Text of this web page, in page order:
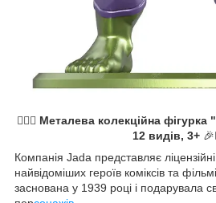
🦸‍♂️✨ Металева колекційна
12 видів, 3+
Компанія Jada представляє
найвідоміших героїв коміксів та
заснована у 1939 році і подарувала